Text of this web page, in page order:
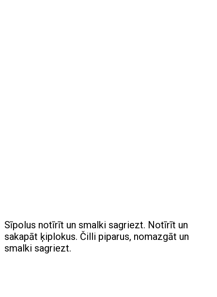
Sīpolus notīrīt un smalki sagriezt. Notīrīt un
sakapāt ķiplokus. Čilli piparus, nomazgāt un
smalki sagriezt.